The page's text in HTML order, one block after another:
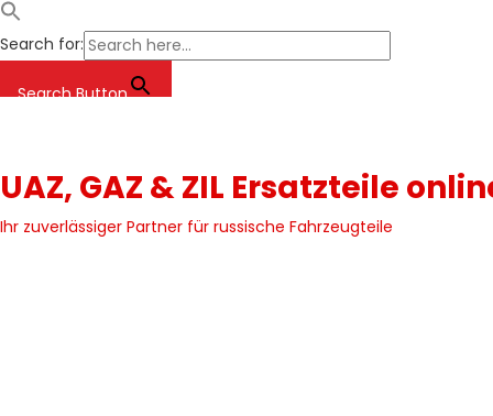
Search for:
Search Button
UAZ, GAZ & ZIL Ersatzteile
Ihr zuverlässiger Partner für russische Fahrzeugteile